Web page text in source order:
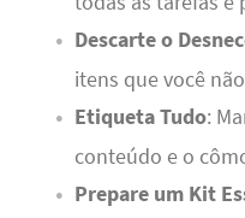
Descarte o
itens que você
Etiqueta Tudo:
conteúdo e o
Prepare um Kit